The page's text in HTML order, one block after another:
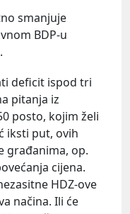
smanjuje
BDP-u
deficit ispod tri
pitanja iz
posto, kojim želi
iksti put, ovih
građanima, op.
cijena.
HDZ-ove
načina. Ili će